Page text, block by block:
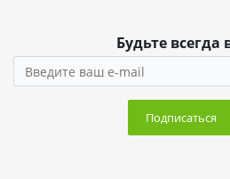
Будьте всегда
Подписаться